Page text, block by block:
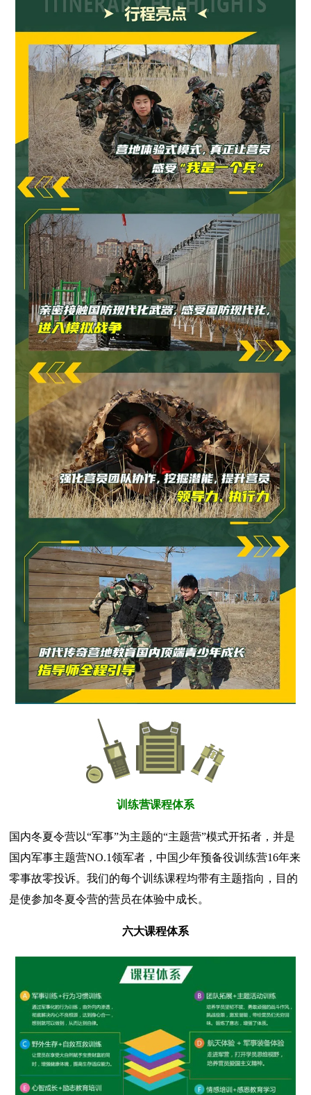
训练营课程体系
国内冬夏令营以“军事”为主题的“主题营”模式开拓者，并是
国内军事主题营NO.1领军者，中国少年预备役训练营16年来
零事故零投诉。我们的每个训练课程均带有主题指向，目的
是使参加冬夏令营的营员在体验中成长。
六大课程体系